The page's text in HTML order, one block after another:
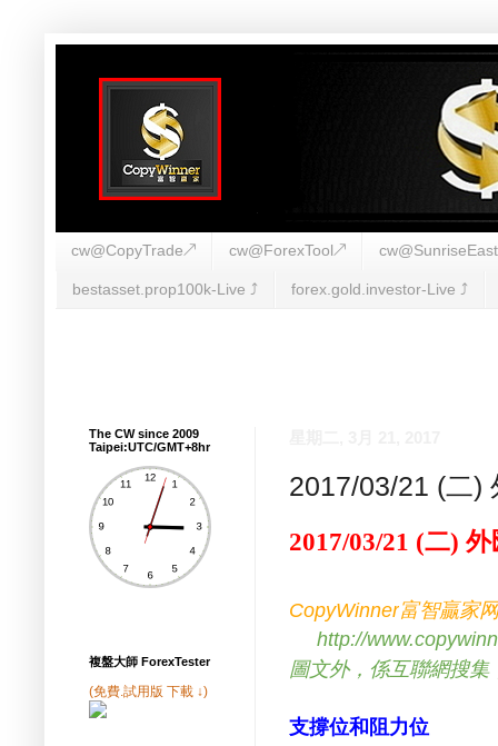
cw@CopyTrade↗ cw@ForexTool↗
bestasset.prop100k-Live ⤴︎ forex.gold.investor-Live ⤴︎
2017/03/21 (二)
2017/03/21 (二) 外
CopyWinner富智贏家网
http://
圖文外，係互聯網搜集
支撐位和阻力位
The CW since 2009
Taipei:UTC/GMT+8hr
複盤大師 ForexTester
(免費.試用版 下載 ↓)